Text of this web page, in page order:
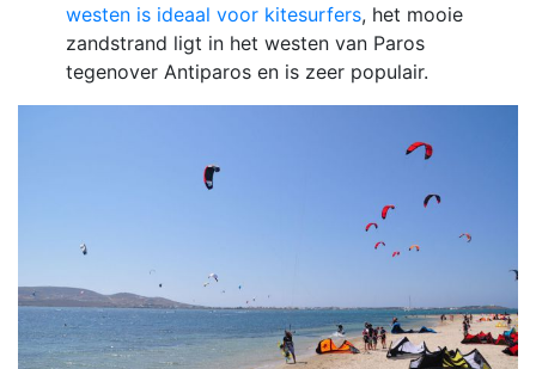
westen is ideaal voor kitesurfers, het mooie
zandstrand ligt in het westen van Paros
tegenover Antiparos en is zeer populair.